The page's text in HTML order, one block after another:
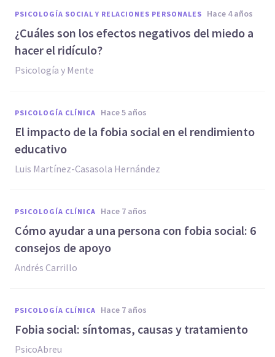
PSICOLOGÍA SOCIAL Y RELACIONES PERSONALES hace 4 años
¿Cuáles son los efectos negativos del miedo a
hacer el ridículo?
Psicología y Mente
PSICOLOGÍA CLÍNICA hace 5 años
El impacto de la fobia social en el rendimiento
educativo
Luis Martínez-Casasola Hernández
PSICOLOGÍA CLÍNICA hace 7 años
Cómo ayudar a una persona con fobia social: 6
consejos de apoyo
Andrés Carrillo
PSICOLOGÍA CLÍNICA hace 7 años
Fobia social: síntomas, causas y tratamiento
PsicoAbreu